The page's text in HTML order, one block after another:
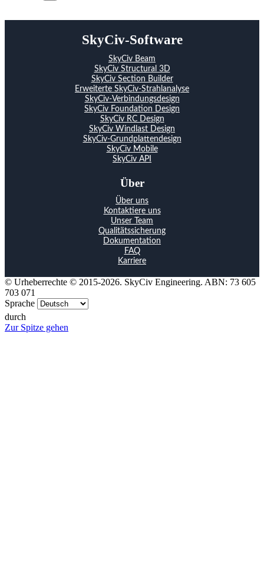
SkyCiv-Software
SkyCiv Beam
SkyCiv Structural 3D
SkyCiv Section Builder
Erweiterte SkyCiv-Strahlanalyse
SkyCiv-Verbindungsdesign
SkyCiv Foundation Design
SkyCiv RC Design
SkyCiv Windlast Design
SkyCiv-Grundplattendesign
SkyCiv Mobile
SkyCiv API
Über
Über uns
Kontaktiere uns
Unser Team
Qualitätssicherung
Dokumentation
FAQ
Karriere
© Urheberrechte © 2015-2026. SkyCiv Engineering. ABN: 73 605
703 071
Sprache
durch
Zur Spitze gehen